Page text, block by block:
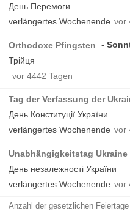
День Перемоги
verlängertes Wochenende vor
Orthodoxe Pfingsten
Трійця
vor 4442 Tagen
Tag der Verfassung der
День Конституції України
verlängertes Wochenende vor
Unabhängigkeitstag Ukraine
День незалежності України
verlängertes Wochenende vor
Anzahl der gesetzlichen